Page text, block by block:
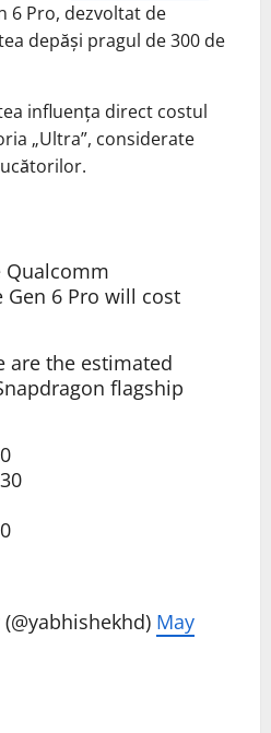
6 Pro, dezvoltat de
depăși pragul de 300 de
influența direct costul
„Ultra”, considerate
Qualcomm
Gen 6 Pro will cost
are the estimated
flagship
May